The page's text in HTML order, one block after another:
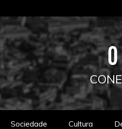
Sociedade Cultura